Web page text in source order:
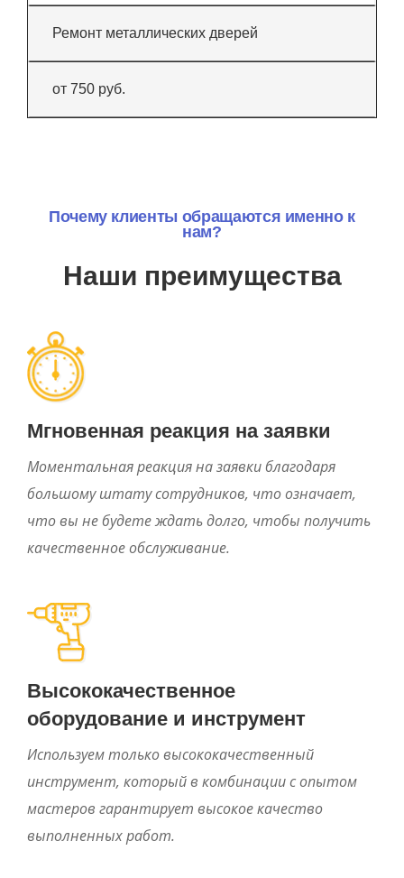
Ремонт металлических дверей
от 750 руб.
Почему клиенты обращаются именно к
нам?
Наши преимущества
Мгновенная реакция на заявки
Моментальная реакция на заявки благодаря
большому штату сотрудников, что означает,
что вы не будете ждать долго, чтобы получить
качественное обслуживание.
Высококачественное
оборудование и инструмент
Используем только высококачественный
инструмент, который в комбинации с опытом
мастеров гарантирует высокое качество
выполненных работ.